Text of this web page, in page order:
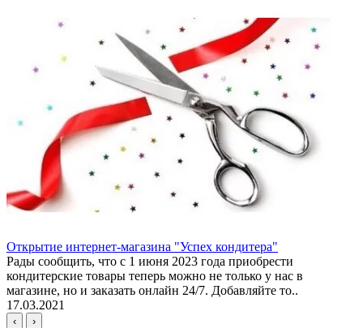
Открытие интернет-магазина "Успех кондитера"
Рады сообщить, что с 1 июня 2023 года приобрести
кондитерские товары теперь можно не только у нас в
магазине, но и заказать онлайн 24/7. Добавляйте то..
17.03.2021
‹ ›